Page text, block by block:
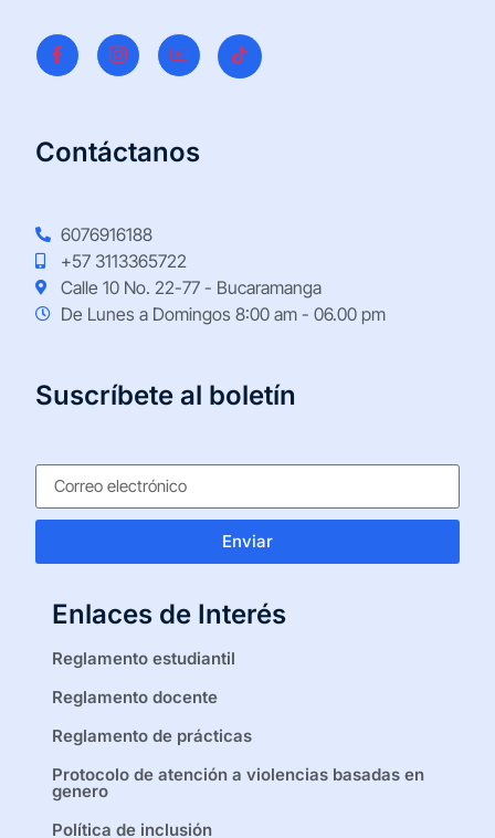
Contáctanos
6076916188
+57 3113365722
Calle 10 No. 22-77 - Bucaramanga
De Lunes a Domingos 8:00 am - 06.00 pm
Suscríbete al boletín
Enviar
Enlaces de Interés
Reglamento estudiantil
Reglamento docente
Reglamento de prácticas
Protocolo de atención a violencias basadas en
genero
Política de inclusión